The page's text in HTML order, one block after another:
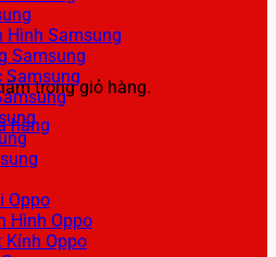
trong giỏ hàng.
hàng
Hình Samsung
Samsung
Samsung
Oppo
Hình Oppo
Kính Oppo